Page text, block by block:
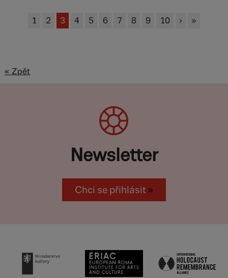
1 2 3 4 5 6 7 8 9 10 › »
« Zpět
Newsletter
Chci se přihlásit»